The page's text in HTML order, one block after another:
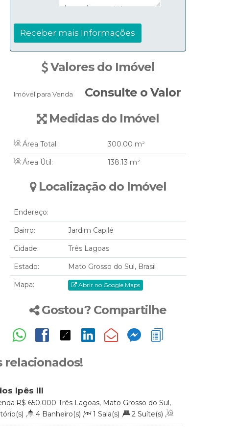
Valores do Imóvel
Consulte o Valor
Imóvel para Venda
Medidas do Imóvel
Área Total: 300.00 m²
Área Útil: 138.13 m²
Localização do Imóvel
Endereço:
Bairro: Jardim Capilé
Cidade: Três Lagoas
Estado: Mato Grosso do Sul, Brasil
Mapa: Abrir no Google Maps
Gostou? Compartilhe
relacionados!
Ipês lll
R$ 650.000 Três Lagoas, Mato Grosso do Sul,
, 4 Banheiro(s) , 1 Sala(s) , 2 Suíte(s) ,
m² , 2 Vaga(s) , Útil: 151.54m²